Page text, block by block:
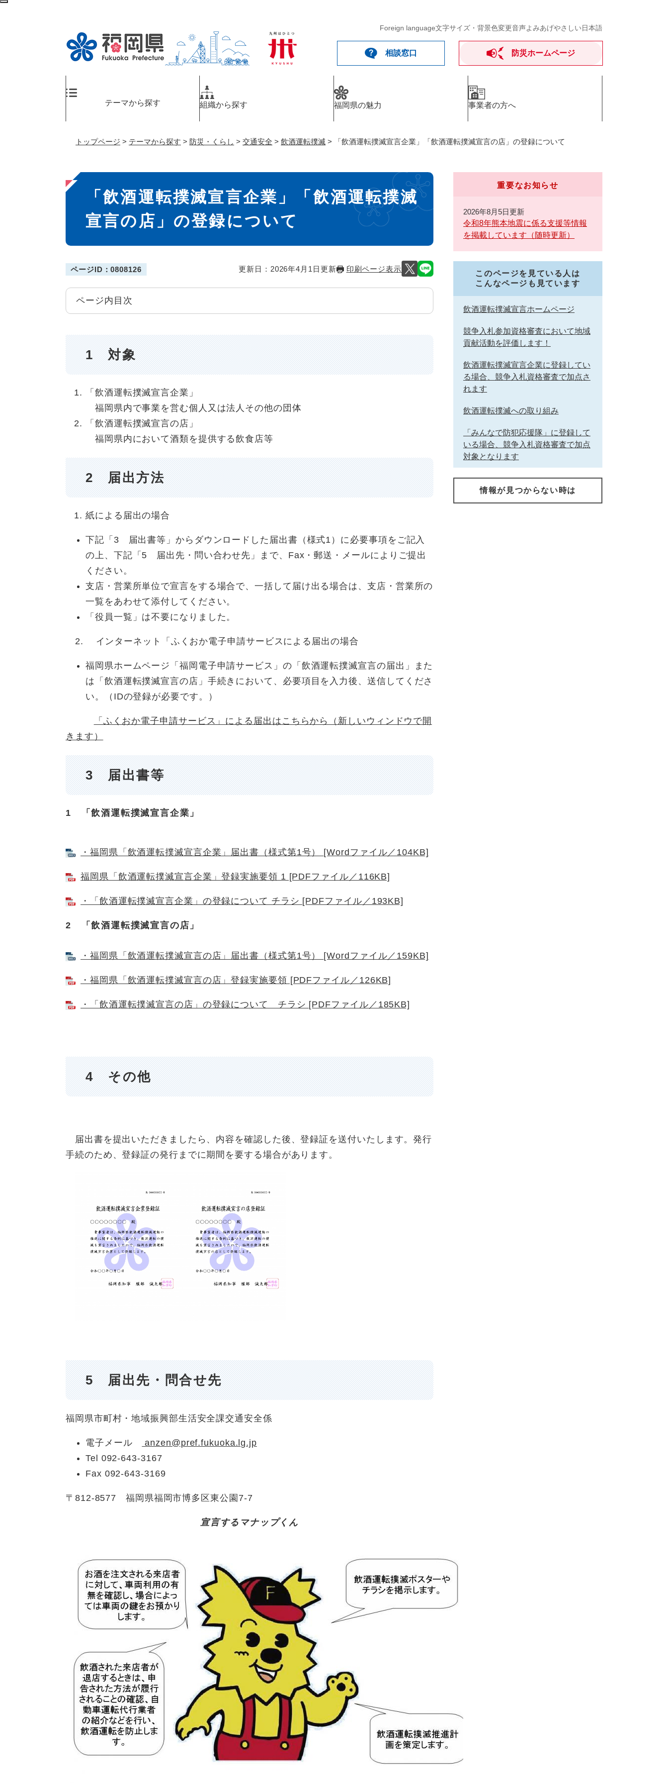
ペ
Foreign language文字サイズ・背景色変更音声よみあげやさしい日本語
相談窓口 防災ホームページ
テーマから探す 組織から探す 福岡県の魅力 事業者の方へ
トップページ > テーマから探す > 防災・くらし > 交通安全 > 飲酒運転撲滅 > 「飲酒運転撲滅宣言企業」「飲酒運転撲滅宣言の店」の登録について
本
文
「飲酒運転撲滅宣言企業」「飲酒運転撲滅
宣言の店」の登録について
ページID：0808126 更新日：2026年4月1日更新 印刷ページ表示
ページ内目次
1 対象
「飲酒運転撲滅宣言企業」
福岡県内で事業を営む個人又は法人その他の団体
「飲酒運転撲滅宣言の店」
福岡県内において酒類を提供する飲食店等
2 届出方法
紙による届出の場合
下記「3 届出書等」からダウンロードした届出書（様式1）に必要事項をご記入
の上、下記「5 届出先・問い合わせ先」まで、Fax・郵送・メールによりご提出
ください。
支店・営業所単位で宣言をする場合で、一括して届け出る場合は、支店・営業所の
一覧をあわせて添付してください。
「役員一覧」は不要になりました。
2. インターネット「ふくおか電子申請サービスによる届出の場合
福岡県ホームページ「福岡電子申請サービス」の「飲酒運転撲滅宣言の届出」また
は「飲酒運転撲滅宣言の店」手続きにおいて、必要項目を入力後、送信してくださ
い。（IDの登録が必要です。）
「ふくおか電子申請サービス」による届出はこちらから（新しいウィンドウで開
きます）
3 届出書等
1 「飲酒運転撲滅宣言企業」
・福岡県「飲酒運転撲滅宣言企業」届出書（様式第1号） [Wordファイル／104KB]
福岡県「飲酒運転撲滅宣言企業」登録実施要領 1 [PDFファイル／116KB]
・「飲酒運転撲滅宣言企業」の登録について チラシ [PDFファイル／193KB]
2 「飲酒運転撲滅宣言の店」
・福岡県「飲酒運転撲滅宣言の店」届出書（様式第1号） [Wordファイル／159KB]
・福岡県「飲酒運転撲滅宣言の店」登録実施要領 [PDFファイル／126KB]
・「飲酒運転撲滅宣言の店」の登録について チラシ [PDFファイル／185KB]
4 その他
届出書を提出いただきましたら、内容を確認した後、登録証を送付いたします。発行
手続のため、登録証の発行までに期間を要する場合があります。
5 届出先・問合せ先
福岡県市町村・地域振興部生活安全課交通安全係
電子メール
anzen@pref.fukuoka.lg.jp
Tel 092-643-3167
Fax 092-643-3169
〒812-8577 福岡県福岡市博多区東公園7-7
宣言するマナップくん
重要なお知らせ
2026年8月5日更新
令和8年熊本地震に係る支援等情報
を掲載しています（随時更新）
このページを見ている人は
こんなページも見ています
飲酒運転撲滅宣言ホームページ
競争入札参加資格審査において地域
貢献活動を評価します！
飲酒運転撲滅宣言企業に登録してい
る場合、競争入札資格審査で加点さ
れます
飲酒運転撲滅への取り組み
「みんなで防犯応援隊」に登録して
いる場合、競争入札資格審査で加点
対象となります
情報が見つからない時は